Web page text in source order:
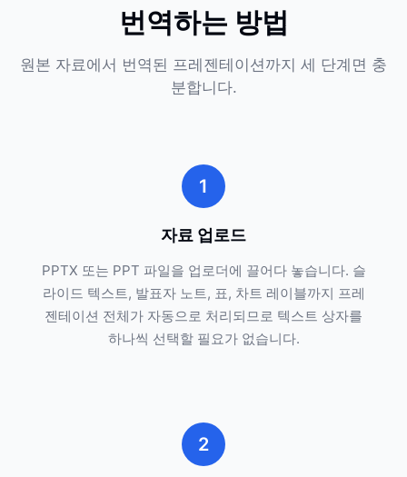
번역하는 방법
원본 자료에서 번역된 프레젠테이션까지 세 단계면 충
분합니다.
1
자료 업로드
PPTX 또는 PPT 파일을 업로더에 끌어다 놓습니다. 슬
라이드 텍스트, 발표자 노트, 표, 차트 레이블까지 프레
젠테이션 전체가 자동으로 처리되므로 텍스트 상자를
하나씩 선택할 필요가 없습니다.
2